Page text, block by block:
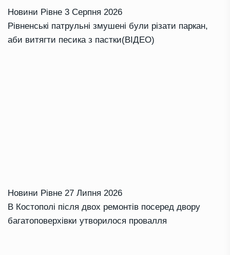
Новини Рівне 3 Серпня 2026
Рівненські патрульні змушені були різати паркан,
аби витягти песика з пастки(ВІДЕО)
Новини Рівне 27 Липня 2026
В Костополі після двох ремонтів посеред двору
багатоповерхівки утворилося провалля